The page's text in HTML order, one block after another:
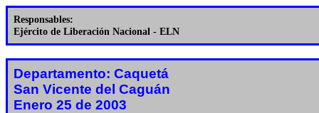
Responsables:
Ejército de Liberación Nacional - ELN
Departamento: Caquetá
San Vicente del Caguán
Enero 25 de 2003